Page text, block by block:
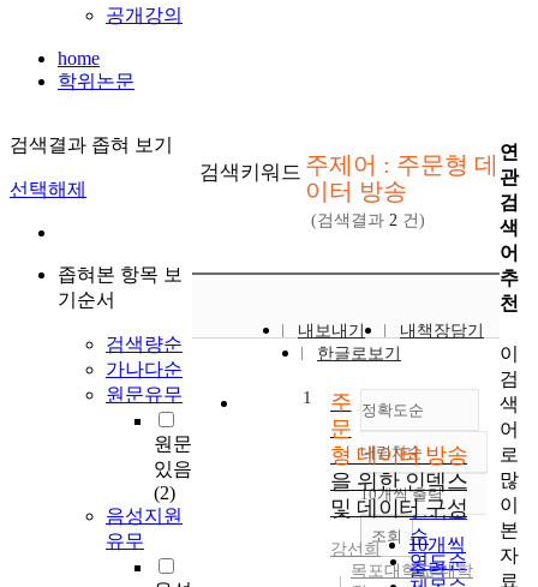
공개강의
home
학위논문
검색결과 좁혀 보기
선택해제
좁혀본 항목 보
기순서
검색량순
가나다순
원문유무
원문
있음
(2)
음성지원
유무
검색키워드 주제어 : 주문형 데
이터 방송
(검색결과 2 건)
내보내기
내책장담기
한글로보기
정확도순
정확도
순
인기도
순
연도순
내림차순
내림차순
10개씩 출력
10개씩
출력
조회
1
주
문
형 데이터 방송
을 위한 인덱스
및 데이터 구성
강선희
목포대학교 대학
연
관
검
색
어
추
천
이
검
색
어
로
많
이
본
자
료